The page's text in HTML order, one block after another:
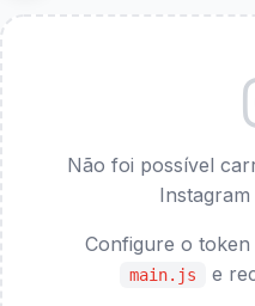
Não foi possível
Configure o
main.js e